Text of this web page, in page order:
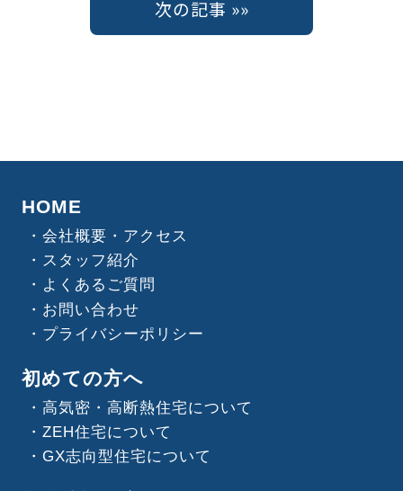
次の記事 »»
HOME
会社概要・アクセス
スタッフ紹介
よくあるご質問
お問い合わせ
プライバシーポリシー
初めての方へ
高気密・高断熱住宅について
ZEH住宅について
GX志向型住宅について